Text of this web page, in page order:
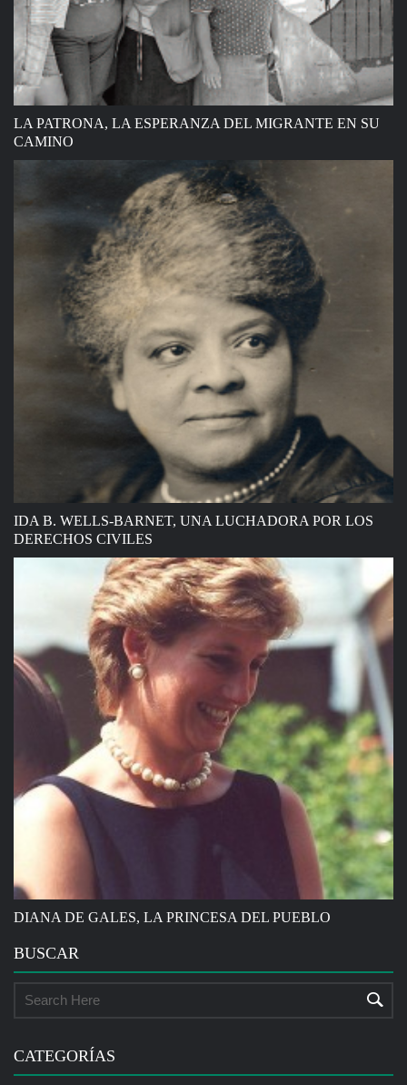
LA PATRONA, LA ESPERANZA DEL MIGRANTE EN SU
CAMINO
IDA B. WELLS-BARNET, UNA LUCHADORA POR LOS
DERECHOS CIVILES
DIANA DE GALES, LA PRINCESA DEL PUEBLO
BUSCAR
CATEGORÍAS